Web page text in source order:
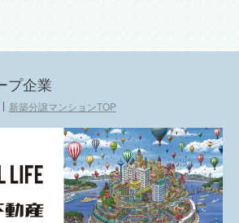
プ企業
新築分譲マンションTOP